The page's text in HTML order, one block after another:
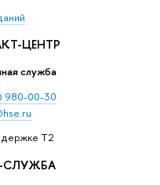
ЦЕНТР
служба
980-00-30
T2
СЛУЖБА